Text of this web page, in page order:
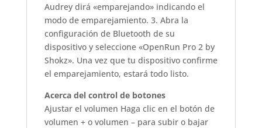
Audrey dirá «emparejando» indicando el
modo de emparejamiento. 3. Abra la
configuración de Bluetooth de su
dispositivo y seleccione «OpenRun Pro 2 by
Shokz». Una vez que tu dispositivo confirme
el emparejamiento, estará todo listo.
Acerca del control de botones
Ajustar el volumen Haga clic en el botón de
volumen + o volumen – para subir o bajar